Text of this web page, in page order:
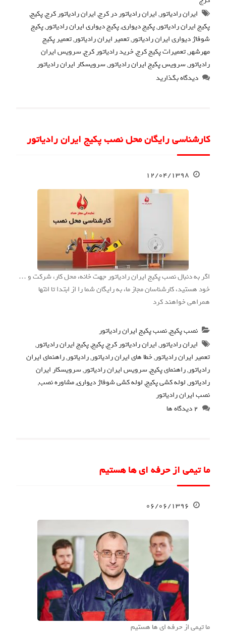
ایران رادیاتور,ایران رادیاتور در کرج,ایران رادیاتور کرج,پکیج,
پکیج ایران رادیاتور,پکیج دیواری,پکیج دیواری ایران رادیاتور,پکیج
شوفاژ دیواری ایران رادیاتور,تعمیر ایران رادیاتور,تعمیر پکیج
مهرشهر,تعمیرات پکیج کرج,خرید رادیاتور کرج,سرویس ایران
رادیاتور,سرویس پکیج ایران رادیاتور,سرویسکار ایران رادیاتور
دیدگاه بگذارید
کارشناسی رایگان محل نصب پکیج ایران رادیاتور
۱۲/۰۴/۱۳۹۸
اگر به دنبال نصب پکیج ایران رادیاتور جهت خانه، محل کار، شرکت و …
خود هستید، کارشناسان مجاز ما، به رایگان شما را از ابتدا تا انتها
همراهی خواهند کرد
نصب پکیج,نصب پکیج ایران رادیاتور
ایران رادیاتور,ایران رادیاتور کرج,پکیج,پکیج ایران رادیاتور,
تعمیر ایران رادیاتور,خطا های ایران رادیاتور,رادیاتور,راهنمای ایران
رادیاتور,راهنمای پکیج,سرویس ایران رادیاتور,سرویسکار ایران
رادیاتور,لوله کشی پکیج,لوله کشی شوفاژ دیواری,مشاوره نصب,
نصب ایران رادیاتور
۲ دیدگاه ها
ما تیمی از حرفه ای ها هستیم
۰۶/۰۶/۱۳۹۶
ما تیمی از حرفه ای ها هستیم